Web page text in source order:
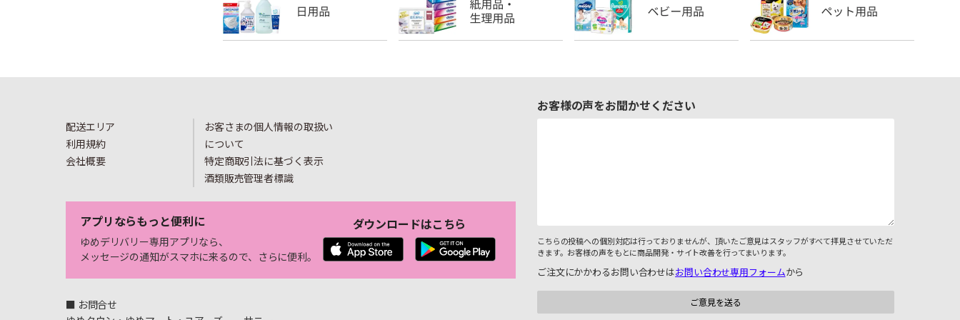
配送エリア
利用規約
会社概要
お客さまの個人情報の取扱い
について
特定商取引法に基づく表示
酒類販売管理者標識
アプリならもっと便利に
ゆめデリバリー専用アプリなら、
メッセージの通知がスマホに来るので、さらに便利。
ダウンロードはこちら
■ お問合せ
お客様の声をお聞かせください
こちらの投稿への個別対応は行っておりませんが、頂いたご意見はスタッフがすべて拝見させていただ
きます。お客様の声をもとに商品開発・サイト改善を行ってまいります。
ご注文にかかわるお問い合わせはお問い合わせ専用フォームから